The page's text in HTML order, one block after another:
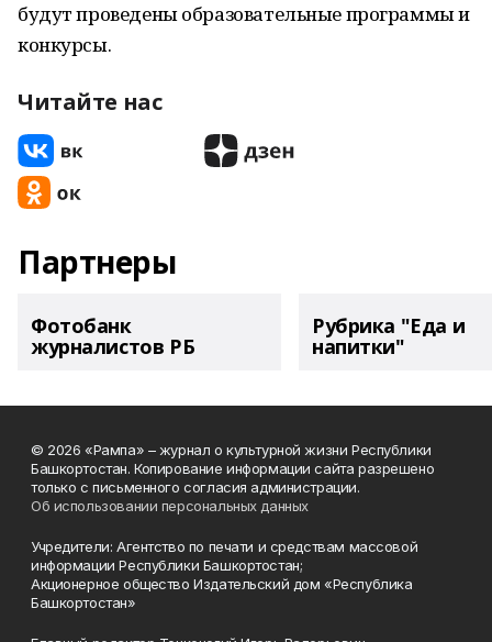
будут проведены образовательные программы и
конкурсы.
Читайте нас
Партнеры
Фотобанк
журналистов РБ
Рубрика "Еда и
напитки"
© 2026 «Рампа» – журнал о культурной жизни Республики
Башкортостан. Копирование информации сайта разрешено
только с письменного согласия администрации.
Об использовании персональных данных
Учредители: Агентство по печати и средствам массовой
информации Республики Башкортостан;
Акционерное общество Издательский дом «Республика
Башкортостан»